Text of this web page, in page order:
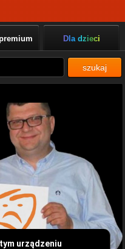
Dla dzieci
szukaj
urządzeniu